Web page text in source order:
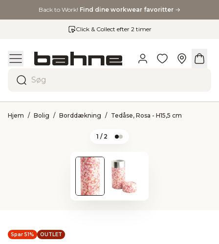
Back to Work! Find dine workwear favoritter →
Click & Collect efter 2 timer
Søg
Hjem Bolig Borddækning Tedåse, Rosa - H15,5 cm
1 / 2
Spar 51% OUTLET